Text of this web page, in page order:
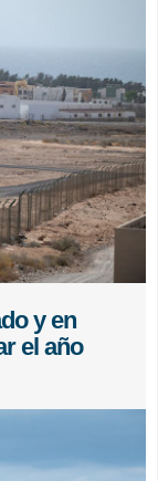
y en
el año